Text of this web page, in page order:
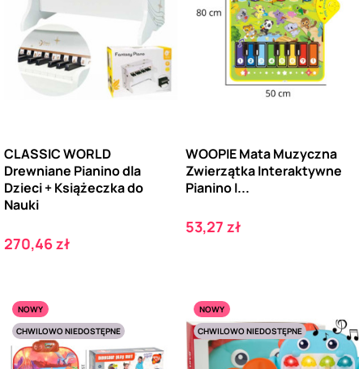
CLASSIC WORLD
Drewniane Pianino dla
Dzieci + Książeczka do
Nauki
Cena
270,46 zł
WOOPIE Mata Muzyczna
Zwierzątka Interaktywne
Pianino I...
Cena
53,27 zł
NOWY
CHWILOWO NIEDOSTĘPNE
NOWY
CHWILOWO NIEDOSTĘPNE